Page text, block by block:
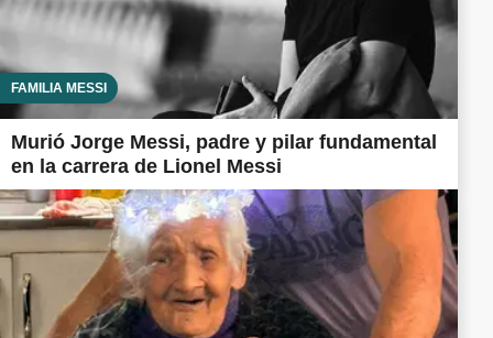
FAMILIA MESSI
Murió Jorge Messi, padre y pilar fundamental
en la carrera de Lionel Messi